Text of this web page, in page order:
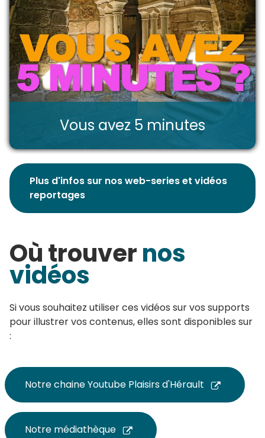
Vous avez 5 minutes
Plus d'infos sur nos web-series et vidéos
reportages
Où trouvernos
vidéos
Si vous souhaitez utiliser ces vidéos sur vos supports
pour illustrer vos contenus, elles sont disponibles sur
:
Notre chaine Youtube Plaisirs d'Hérault
Notre médiathèque